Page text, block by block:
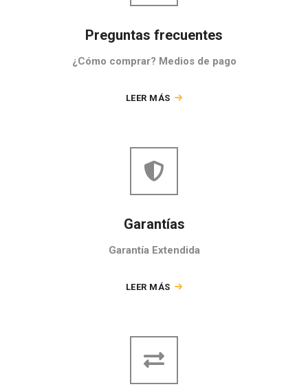
Preguntas frecuentes
¿Cómo comprar? Medios de pago
LEER MÁS
Garantías
Garantía Extendida
LEER MÁS